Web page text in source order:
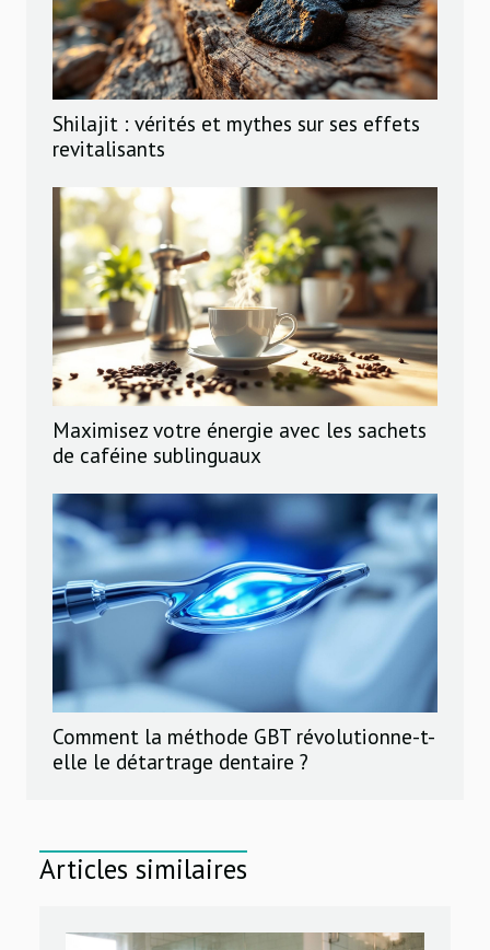
Shilajit : vérités et mythes sur ses effets
revitalisants
Maximisez votre énergie avec les sachets
de caféine sublinguaux
Comment la méthode GBT révolutionne-t-
elle le détartrage dentaire ?
Articles similaires